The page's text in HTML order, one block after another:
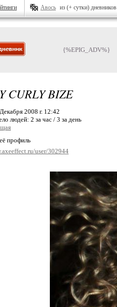
Авось из (+ сутки) дневников
{%EPIG_ADV%}
CURLY BIZE
2008 г. 12:42
людей: 2 за час / 3 за день
профиль
user/302944